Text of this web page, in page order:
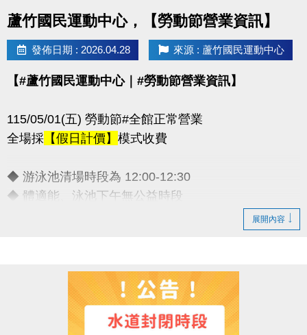
蘆竹國民運動中心，【勞動節營業資訊】
發佈日期 : 2026.04.28 來源 : 蘆竹國民運動中心
【#蘆竹國民運動中心｜#勞動節營業資訊】
115/05/01(五) 勞動節#全館正常營業
全場採 【假日計價】 模式收費
◆ 游泳池清場時段為 12:00-12:30
◆ 體適能、泳池下午無公益時段
-洽詢專線：03-2639066 #111
-官網 :
展開內容